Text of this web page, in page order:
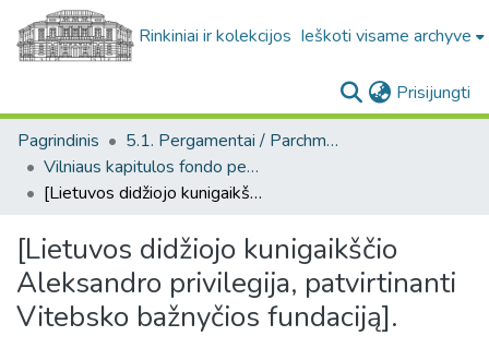
Rinkiniai ir kolekcijos Ieškoti visame archyve
Prisijungti
Pagrindinis
5.1. Pergamentai / Parchments
Vilniaus kapitulos fondo pergamentai. F6 / Parchments from the the Vilnius Capitula Archive. F6
[Lietuvos didžiojo kunigaikščio Aleksandro privilegija, patvirtinanti Vitebsko bažnyčios fundaciją].
[Lietuvos didžiojo kunigaikščio
Aleksandro privilegija, patvirtinanti
Vitebsko bažnyčios fundaciją].